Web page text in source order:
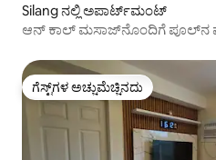
Silang ನಲ್ಲಿ ಅಪಾರ್ಟ್‌ಮಂಟ್
ಆನ್ ಕಾಲ್ ಮಸಾಜ್‌ನೊಂದಿಗೆ ಪೂಲ್‌ನ
ಗೆಸ್ಟ್‌ಗಳ ಅಚ್ಚುಮೆಚ್ಚಿನದು
ಗೆಸ್ಟ್‌ಗಳ ಅಚ್ಚುಮೆಚ್ಚಿನದು